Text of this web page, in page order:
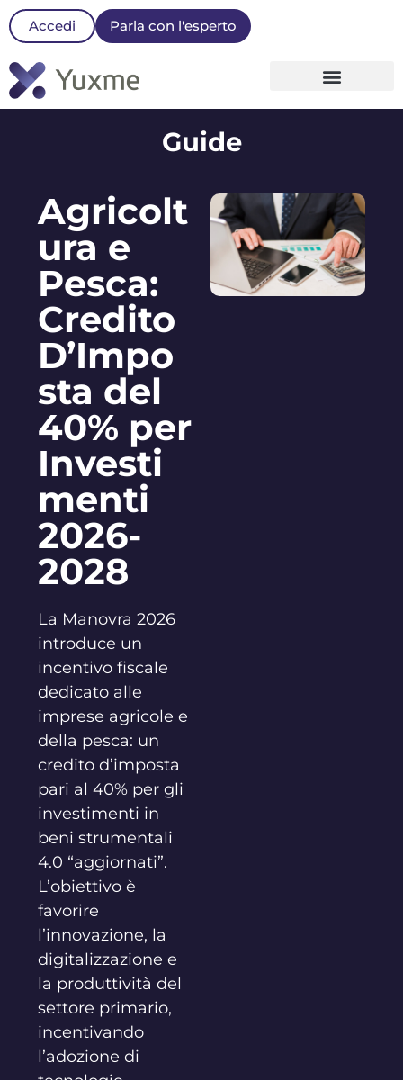
Accedi Parla con l'esperto
Guide
Agricolt
ura e
Pesca:
Credito
D’Impo
sta del
40% per
Investi
menti
2026-
2028
La Manovra 2026
introduce un
incentivo fiscale
dedicato alle
imprese agricole e
della pesca: un
credito d’imposta
pari al 40% per gli
investimenti in
beni strumentali
4.0 “aggiornati”.
L’obiettivo è
favorire
l’innovazione, la
digitalizzazione e
la produttività del
settore primario,
incentivando
l’adozione di